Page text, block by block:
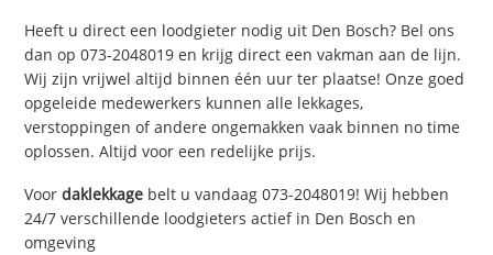
Heeft u direct een loodgieter nodig uit Den Bosch? Bel ons
dan op 073-2048019 en krijg direct een vakman aan de lijn.
Wij zijn vrijwel altijd binnen één uur ter plaatse! Onze goed
opgeleide medewerkers kunnen alle lekkages,
verstoppingen of andere ongemakken vaak binnen no time
oplossen. Altijd voor een redelijke prijs.
Voordaklekkage belt u vandaag 073-2048019! Wij hebben
24/7 verschillende loodgieters actief in Den Bosch en
omgeving